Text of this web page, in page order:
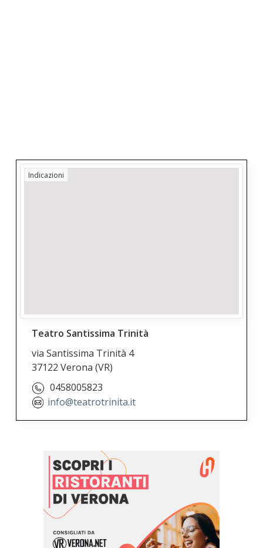
Indicazioni
Teatro Santissima Trinità
via Santissima Trinità 4
37122 Verona(VR)
0458005823
info@teatrotrinita.it